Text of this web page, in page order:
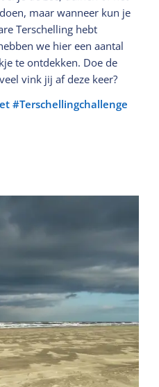
maar wanneer kun je
Terschelling hebt
we hier een aantal
te ontdekken. Doe de
vink jij af deze keer?
#Terschellingchallenge